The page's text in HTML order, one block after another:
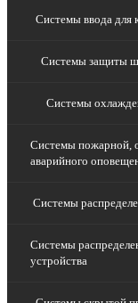
Системы ввода для
Системы защиты
Системы
Системы пожарной,
аварийного
Системы
Системы
устройства